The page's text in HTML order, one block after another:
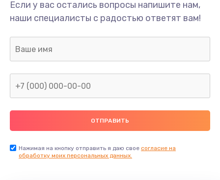
Если у вас остались вопросы напишите нам,
наши специалисты с радостью ответят вам!
Нажимая на кнопку отправить я даю свое согласие на
обработку моих персональных данных.